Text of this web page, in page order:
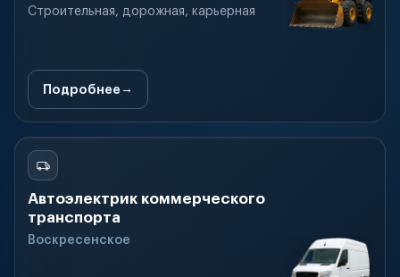
Строительная, дорожная, карьерная
Подробнее
Автоэлектрик коммерческого
транспорта
Воскресенское